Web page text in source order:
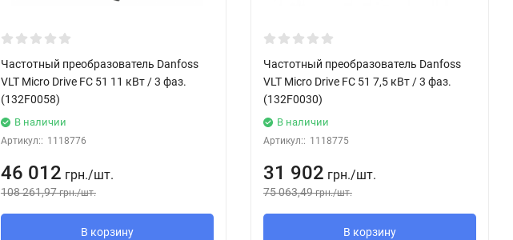
Частотный преобразователь Danfoss
VLT Micro Drive FC 51 11 кВт / 3 фаз.
(132F0058)
В наличии
Артикул:: 1118776
46 012 грн./шт.
108 261,97 грн./шт.
В корзину
Частотный преобразователь Danfoss
VLT Micro Drive FC 51 7,5 кВт / 3 фаз.
(132F0030)
В наличии
Артикул:: 1118775
31 902 грн./шт.
75 063,49 грн./шт.
В корзину